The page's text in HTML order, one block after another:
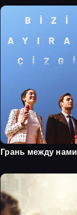
Грань между нами